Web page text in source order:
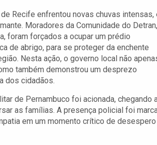
Recife enfrentou novas chuvas intensas,
Moradores da Comunidade do Detran,
foram forçados a ocupar um prédio
de abrigo, para se proteger da enchente
Nesta ação, o governo local não
também demonstrou um desprezo
dos cidadãos.
de Pernambuco foi acionada, chegando
as famílias. A presença policial foi
em um momento crítico de